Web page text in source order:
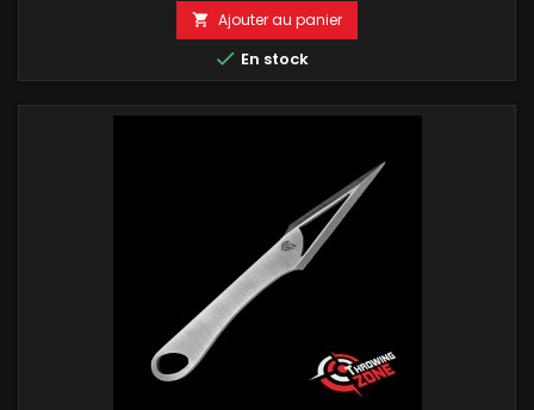
 Ajouter au panier
 En stock